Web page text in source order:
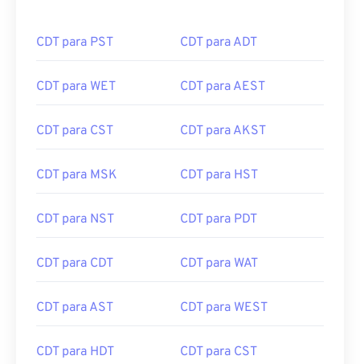
CDT para PST CDT para ADT
CDT para WET CDT para AEST
CDT para CST CDT para AKST
CDT para MSK CDT para HST
CDT para NST CDT para PDT
CDT para CDT CDT para WAT
CDT para AST CDT para WEST
CDT para HDT CDT para CST